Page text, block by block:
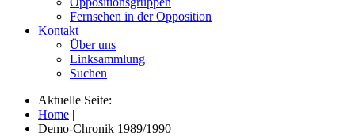
Fernsehen in der Opposition
Kontakt
Über uns
Linksammlung
Suchen
Aktuelle Seite:
Home |
Demo-Chronik 1989/1990